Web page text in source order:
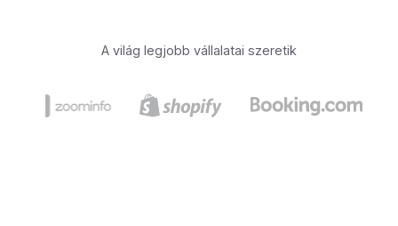
A világ legjobb vállalatai szeretik